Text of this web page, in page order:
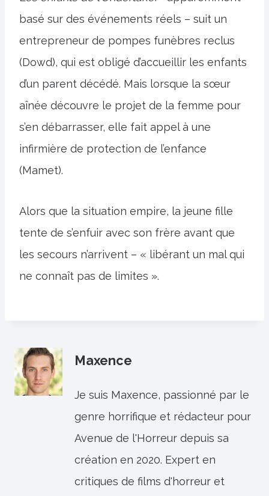
basé sur des événements réels – suit un
entrepreneur de pompes funèbres reclus
(Dowd), qui est obligé d’accueillir les enfants
d’un parent décédé. Mais lorsque la sœur
aînée découvre le projet de la femme pour
s’en débarrasser, elle fait appel à une
infirmière de protection de l’enfance
(Mamet).
Alors que la situation empire, la jeune fille
tente de s’enfuir avec son frère avant que
les secours n’arrivent – ​​« libérant un mal qui
ne connaît pas de limites ».
Maxence
Je suis Maxence, passionné par le
genre horrifique et rédacteur pour
Avenue de l'Horreur depuis sa
création en 2020. Expert en
critiques de films d'horreur et